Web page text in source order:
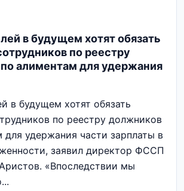
в будущем хотят обязать
по реестру
алиментам для удержания
в будущем хотят обязать
по реестру должников
для удержания части зарплаты в
заявил директор ФССП
«Впоследствии мы